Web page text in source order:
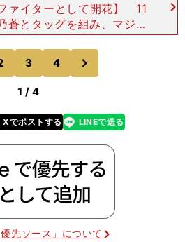
ァイターとして開花】 11
蒼とタッグを組み、マジカ
崎ユカ＆瑞希）が持つプリ
トに挑戦。敗れたものの、
てタイ
3 4
のページへ
1 / 4
Xでポストする
line LINEで送る
先ソース」について